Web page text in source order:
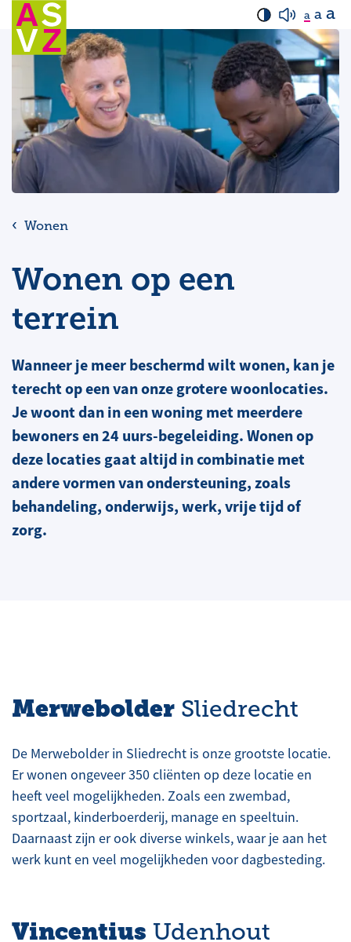
a a a
Wonen
Wonen op een
terrein
Wanneer je meer beschermd wilt wonen, kan je
terecht op een van onze grotere woonlocaties.
Je woont dan in een woning met meerdere
bewoners en 24 uurs-begeleiding. Wonen op
deze locaties gaat altijd in combinatie met
andere vormen van ondersteuning, zoals
behandeling, onderwijs, werk, vrije tijd of
zorg.
Merwebolder Sliedrecht
De Merwebolder in Sliedrecht is onze grootste locatie.
Er wonen ongeveer 350 cliënten op deze locatie en
heeft veel mogelijkheden. Zoals een zwembad,
sportzaal, kinderboerderij, manage en speeltuin.
Daarnaast zijn er ook diverse winkels, waar je aan het
werk kunt en veel mogelijkheden voor dagbesteding.
Vincentius Udenhout